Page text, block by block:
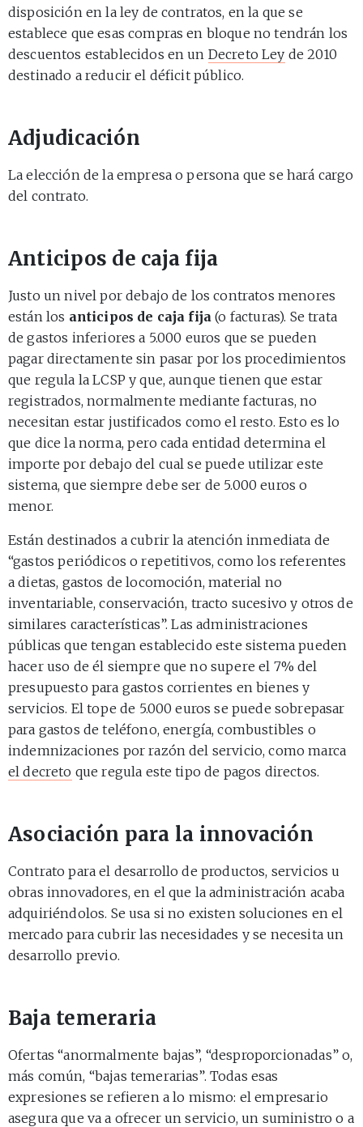
disposición en la ley de contratos, en la que se
establece que esas compras en bloque no tendrán los
descuentos establecidos en un Decreto Ley de 2010
destinado a reducir el déficit público.
Adjudicación
La elección de la empresa o persona que se hará cargo
del contrato.
Anticipos de caja fija
Justo un nivel por debajo de los contratos menores
están los anticipos de caja fija (o facturas). Se trata
de gastos inferiores a 5.000 euros que se pueden
pagar directamente sin pasar por los procedimientos
que regula la LCSP y que, aunque tienen que estar
registrados, normalmente mediante facturas, no
necesitan estar justificados como el resto. Esto es lo
que dice la norma, pero cada entidad determina el
importe por debajo del cual se puede utilizar este
sistema, que siempre debe ser de 5.000 euros o
menor.
Están destinados a cubrir la atención inmediata de
“gastos periódicos o repetitivos, como los referentes
a dietas, gastos de locomoción, material no
inventariable, conservación, tracto sucesivo y otros de
similares características”. Las administraciones
públicas que tengan establecido este sistema pueden
hacer uso de él siempre que no supere el 7% del
presupuesto para gastos corrientes en bienes y
servicios. El tope de 5.000 euros se puede sobrepasar
para gastos de teléfono, energía, combustibles o
indemnizaciones por razón del servicio, como marca
el decreto que regula este tipo de pagos directos.
Asociación para la innovación
Contrato para el desarrollo de productos, servicios u
obras innovadores, en el que la administración acaba
adquiriéndolos. Se usa si no existen soluciones en el
mercado para cubrir las necesidades y se necesita un
desarrollo previo.
Baja temeraria
Ofertas “anormalmente bajas”, “desproporcionadas” o,
más común, “bajas temerarias”. Todas esas
expresiones se refieren a lo mismo: el empresario
asegura que va a ofrecer un servicio, un suministro o a